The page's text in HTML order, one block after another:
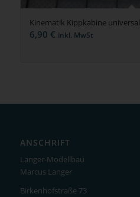
Kinematik Kippkabine universal
6,90 € inkl. MwSt
ANSCHRIFT
Langer-Modellbau
Marcus Langer
Birkenhofstraße 73